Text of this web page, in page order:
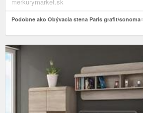
merkurymarket.sk
Podobne ako Obývacia stena Paris grafit/sonoma